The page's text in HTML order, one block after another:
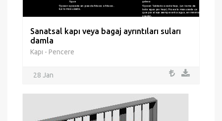
Sanatsal kapı veya bagaj ayrıntıları suları
damla
Kapı - Pencere
28 Jan